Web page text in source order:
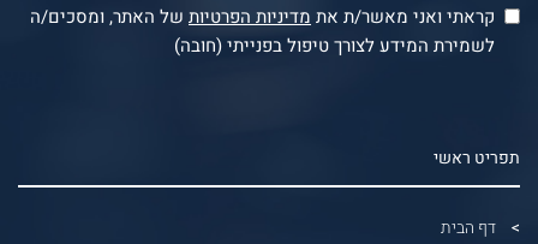
קראתי ואני מאשר/ת את מדיניות הפרטיות של האתר, ומסכים/ה
לשמירת המידע לצורך טיפול בפנייתי (חובה)
תפריט ראשי
דף הבית